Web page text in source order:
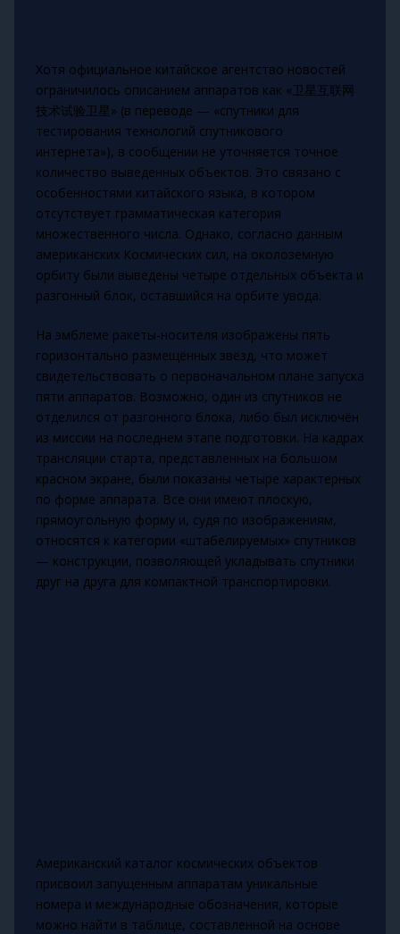
Хотя официальное китайское агентство новостей
ограничилось описанием аппаратов как «卫星互联网
技术试验卫星» (в переводе — «спутники для
тестирования технологий спутникового
интернета»), в сообщении не уточняется точное
количество выведенных объектов. Это связано с
особенностями китайского языка, в котором
отсутствует грамматическая категория
множественного числа. Однако, согласно данным
американских Космических сил, на околоземную
орбиту были выведены четыре отдельных объекта и
разгонный блок, оставшийся на орбите увода.
На эмблеме ракеты-носителя изображены пять
горизонтально размещённых звёзд, что может
свидетельствовать о первоначальном плане запуска
пяти аппаратов. Возможно, один из спутников не
отделился от разгонного блока, либо был исключён
из миссии на последнем этапе подготовки. На кадрах
трансляции старта, представленных на большом
красном экране, были показаны четыре характерных
по форме аппарата. Все они имеют плоскую,
прямоугольную форму и, судя по изображениям,
относятся к категории «штабелируемых» спутников
— конструкции, позволяющей укладывать спутники
друг на друга для компактной транспортировки.
Американский каталог космических объектов
присвоил запущенным аппаратам уникальные
номера и международные обозначения, которые
можно найти в таблице, составленной на основе